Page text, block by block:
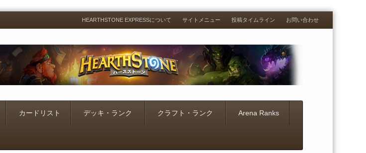
Menu
Skip
to
HEARTHSTONE EXPRESSについて サイトメニュー 投稿タイムライン お問い合わせ
カードリスト デッキ・ランク クラフト・ランク Arena Ranks